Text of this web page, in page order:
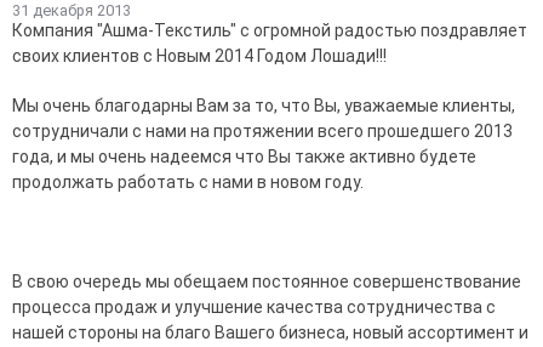
31 декабря 2013
Компания "Ашма-Текстиль" с огромной радостью поздравляет
своих клиентов с Новым 2014 Годом Лошади!!!
Мы очень благодарны Вам за то, что Вы, уважаемые клиенты,
сотрудничали с нами на протяжении всего прошедшего 2013
года, и мы очень надеемся что Вы также активно будете
продолжать работать с нами в новом году.
В свою очередь мы обещаем постоянное совершенствование
процесса продаж и улучшение качества сотрудничества с
нашей стороны на благо Вашего бизнеса, новый ассортимент и